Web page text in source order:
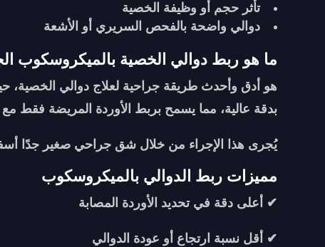
تأثر حجم أو وظيفة الخصية
دوالي واضحة بالفحص السريري أو الأشعة
ما هو ربط دوالي الخصية بالميكروسكوب
هو أدق وأحدث طريقة جراحية لعلاج دوالي الخصية،
بدقة عالية، مما يسمح بربط الأوردة المريضة فقط مع
يُجرى هذا الإجراء من خلال شق جراحي صغير جدًا
مميزات ربط الدوالي بالميكروسكوب
✔ أعلى دقة في تحديد الأوردة المصابة
✔ أقل نسبة ارتجاع أو عودة الدوالي